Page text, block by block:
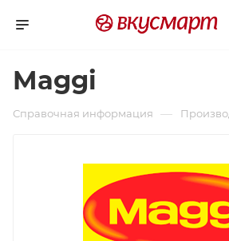
Maggi
Справочная информация —